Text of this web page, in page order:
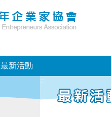
最新活動
:::